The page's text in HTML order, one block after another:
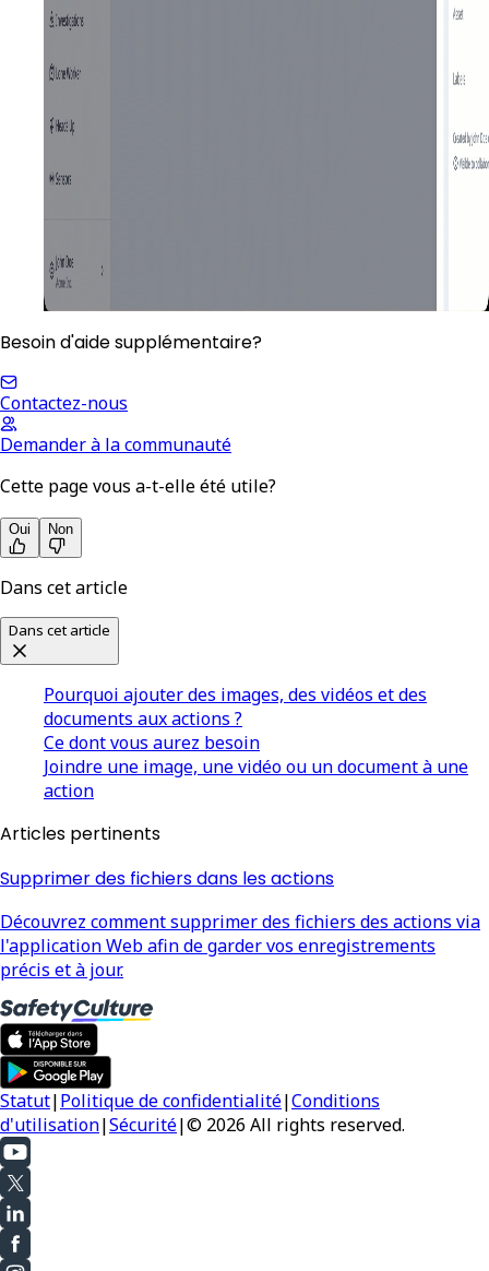
Besoin d'aide supplémentaire?
Contactez-nous
Demander à la communauté
Cette page vous a-t-elle été utile?
Oui Non
Dans cet article
Dans cet article
Pourquoi ajouter des images, des vidéos et des
documents aux actions ?
Ce dont vous aurez besoin
Joindre une image, une vidéo ou un document à une
action
Articles pertinents
Supprimer des fichiers dans les actions
Découvrez comment supprimer des fichiers des actions via
l'application Web afin de garder vos enregistrements
précis et à jour.
Statut|Politique de confidentialité|Conditions
d'utilisation|Sécurité|© 2026 All rights reserved.